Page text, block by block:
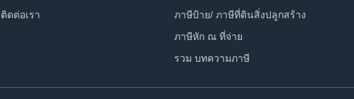
ติดต่อเรา
ภาษีป้าย/ ภาษีที่ดินสิ่งปลูกสร้าง
ภาษีหัก ณ ที่จ่าย
รวม บทความภาษี